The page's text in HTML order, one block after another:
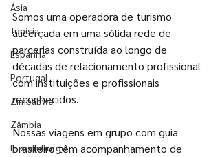
Ásia
Tunísia
Espanha
Portugal
Zimbabwe
Zâmbia
Luxermburgo
Somos uma operadora de turismo
alicerçada em uma sólida rede de
parcerias construída ao longo de
décadas de relacionamento profissional
com instituições e profissionais
reconhecidos.
Nossas viagens em grupo com guia
brasileiro têm acompanhamento de